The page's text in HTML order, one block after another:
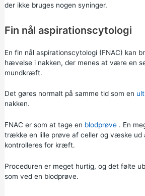
der ikke bruges nogen syninger.
Fin nål aspirationscytologi
En fin nål aspirationscytologi (FNAC) kan
hævelse i nakken, der menes at være en
mundkræft.
Det gøres normalt på samme tid som en
nakken.
FNAC er som at tage en blodprøve. En
trække en lille prøve af celler og væske ud
kontrolleres for kræft.
Proceduren er meget hurtig, og det følte
som ved en blodprøve.